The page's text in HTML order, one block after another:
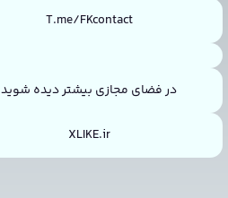
T.me/FKcontact
در فضای مجازی بیشتر دیده شوید
XLIKE.ir